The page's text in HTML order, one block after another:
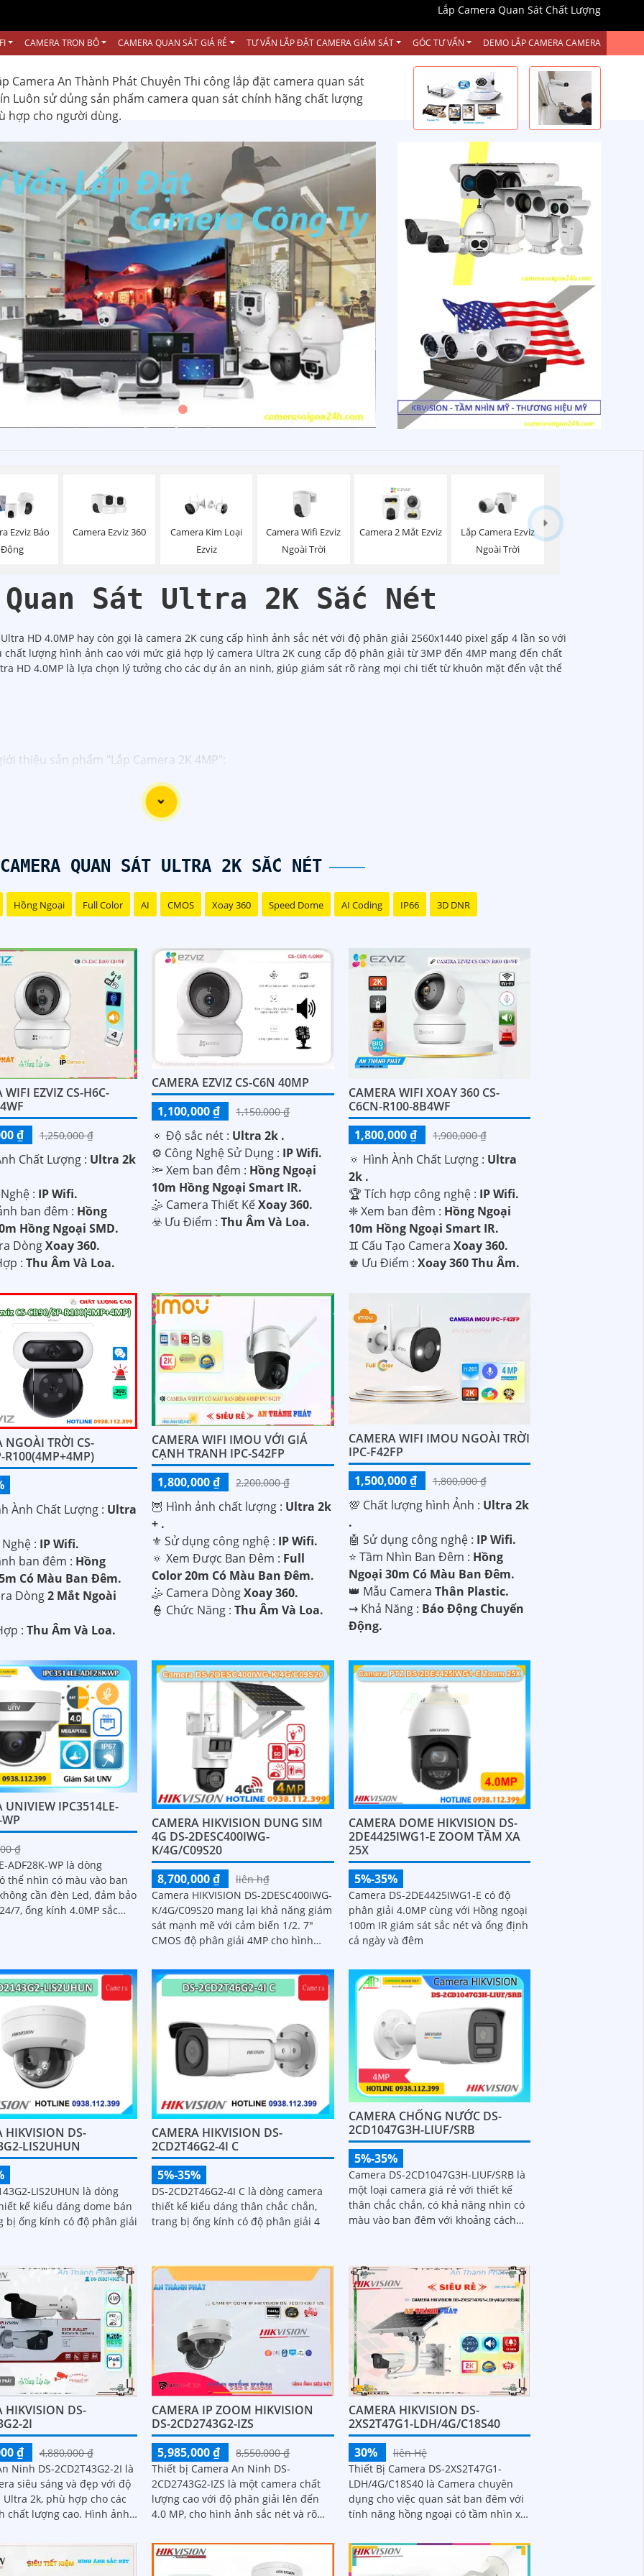
Lắp Camera Quan Sát Chất Lượng
CAMERA TRỌN BỘ CAMERA QUAN SÁT GIÁ RẺ TƯ VẤN LẮP ĐẶT CAMERA GIÁM SÁT GÓC TƯ VẤN DEMO LẮP CAMERA CAMERA
Camera An Thành Phát Chuyên Thi công lắp đặt camera quan sát
Luôn sử dủng sản phẩm camera quan sát chính hãng chất lượng
hợp cho người dùng.
Ezviz Báo
Động
Camera Ezviz 360
Camera Kim Loại
Ezviz
Camera Wifi Ezviz
Ngoài Trời
Camera 2 Mắt Ezviz
Lắp Camera Ezviz
Ngoài Trời
Quan Sát Ultra 2K Sắc Nét
HD 4.0MP hay còn gọi là camera 2K cung cấp hình ảnh sắc nét với độ phân giải 2560x1440 pixel gấp 4 lần so với
lượng hình ảnh cao với mức giá hợp lý camera Ultra 2K cung cấp độ phân giải từ 3MP đến 4MP mang đến chất
HD 4.0MP là lựa chọn lý tưởng cho các dự án an ninh, giúp giám sát rõ ràng mọi chi tiết từ khuôn mặt đến vật thể
thiệu sản phẩm "Lắp Camera 2K 4MP":
hoặc cửa hàng của mình một cách hiệu quả và tiện lợi? Hãy đến với Camera 2K 4MP, giải pháp giám
minh như cảnh báo chuyển động, giao tiếp 2 chiều, hồng ngoại hỗ trợ quan sát ban đêm và nhiều
an toàn và hiệu quả với Camera 2K 4MP ngay hôm nay!
tiết và nhận tư vấn miễn phí.
CAMERA QUAN SÁT ULTRA 2K SẮC NÉT
Hồng Ngoại Full Color AI CMOS Xoay 360 Speed Dome AI Coding IP66 3D DNR
WIFI EZVIZ CS-H6C-
₫
1,250,000 ₫
Chất Lượng : Ultra 2k
: IP Wifi.
ban đêm : Hồng
Hồng Ngoại SMD.
DòngXoay 360.
: Thu Âm Và Loa.
CAMERA EZVIZ CS-C6N 40MP
1,100,000 ₫
1,150,000 ₫
🔅 Độ sắc nét : Ultra 2k .
⚙ Công Nghệ Sử Dụng : IP Wifi.
🔦 Xem ban đêm : Hồng Ngoại
10m Hồng Ngoại Smart IR.
🤹 Camera Thiết KếXoay 360.
️☣️ Ưu Điểm :Thu Âm Và Loa.
CAMERA WIFI XOAY 360 CS-
C6CN-R100-8B4WF
1,800,000 ₫
1,900,000 ₫
🔅 Hình Ành Chất Lượng : Ultra
2k .
🏆 Tích hợp công nghệ : IP Wifi.
❈ Xem ban đêm : Hồng Ngoại
10m Hồng Ngoại Smart IR.
♊ Cấu Tạo Camera Xoay 360.
️♚ Ưu Điểm : Xoay 360 Thu Âm.
NGOÀI TRỜI CS-
R100(4MP+4MP)
Ành Chất Lượng : Ultra
: IP Wifi.
ban đêm : Hồng
Có Màu Ban Ðêm.
Dòng2 Mắt Ngoài
: Thu Âm Và Loa.
CAMERA WIFI IMOU VỚI GIÁ
CẠNH TRANH IPC-S42FP
1,800,000 ₫
2,200,000 ₫
🦉 Hình ảnh chất lượng : Ultra 2k
+ .
⚜️ Sử dụng công nghệ : IP Wifi.
🔅 Xem Được Ban Đêm : Full
Color 20m Có Màu Ban Ðêm.
🤹 Camera DòngXoay 360.
️👮 Chức Năng :Thu Âm Và Loa.
CAMERA WIFI IMOU NGOÀI TRỜI
IPC-F42FP
1,500,000 ₫
1,800,000 ₫
💯 Chất lượng hình Ảnh : Ultra 2k
.
🤖️ Sử dụng công nghệ : IP Wifi.
⭐ Tầm Nhìn Ban Đêm : Hồng
Ngoại 30m Có Màu Ban Đêm.
👑 Mẫu Camera Thân Plastic.
️⇝ Khả Năng : Báo Động Chuyển
Động.
UNIVIEW IPC3514LE-
00 ₫
ADF28K-WP là dòng
thể nhìn có màu vào ban
cần đèn Led, đảm bảo
7, ống kính 4.0MP sắc
CAMERA HIKVISION DUNG SIM
4G DS-2DESC400IWG-
K/4G/C09S20
8,700,000 ₫
liên h₫
Camera HIKVISION DS-2DESC400IWG-
K/4G/C09S20 mang lại khả năng giám
sát mạnh mẽ với cảm biến 1/2. 7"
CMOS độ phân giải 4MP cho hình
CAMERA DOME HIKVISION DS-
2DE4425IWG1-E ZOOM TẦM XA
25X
5%-35%
Camera DS-2DE4425IWG1-E có độ
phân giải 4.0MP cùng với Hồng ngoại
100m IR giám sát sắc nét và ổng định
cả ngày và đêm
HIKVISION DS-
LIS2UHUN
LIS2UHUN là dòng
kế kiểu dáng dome bán
bị ống kính có độ phân giải
CAMERA HIKVISION DS-
2CD2T46G2-4I C
5%-35%
DS-2CD2T46G2-4I C là dòng camera
thiết kế kiểu dáng thân chắc chắn,
trang bị ống kính có độ phân giải 4
CAMERA CHỐNG NƯỚC DS-
2CD1047G3H-LIUF/SRB
5%-35%
Camera DS-2CD1047G3H-LIUF/SRB là
một loại camera giá rẻ với thiết kế
thân chắc chắn, có khả năng nhìn có
màu vào ban đêm với khoảng cách
chống ngược sáng DWDR 120db
HIKVISION DS-
2I
₫
4,880,000 ₫
Ninh DS-2CD2T43G2-2I là
siêu sáng và đẹp với độ
2k, phù hợp cho các
lượng cao. Hình ảnh
CAMERA IP ZOOM HIKVISION
DS-2CD2743G2-IZS
5,985,000 ₫
8,550,000 ₫
Thiết bị Camera An Ninh DS-
2CD2743G2-IZS là một camera chất
lượng cao với độ phân giải lên đến
4.0 MP, cho hình ảnh sắc nét và rõ
số là camera...
CAMERA HIKVISION DS-
2XS2T47G1-LDH/4G/C18S40
30%
liên Hệ
Thiết Bị Camera DS-2XS2T47G1-
LDH/4G/C18S40 là Camera chuyên
dụng cho việc quan sát ban đêm với
tính năng hồng ngoại có tầm nhìn xa
2k, hình ảnh được hiển thị sắc nét và
mịn màng ở mọi góc độ